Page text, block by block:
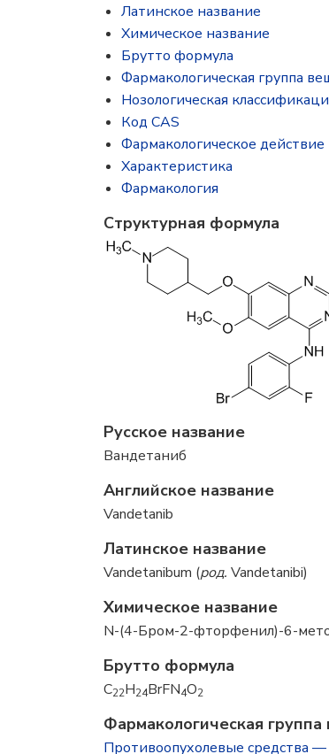
Латинское название
Химическое название
Брутто формула
Фармакологическая группа
Нозологическая
Код CAS
Фармакологическое действие
Характеристика
Фармакология
Структурная формула
Русское название
Вандетаниб
Английское название
Vandetanib
Латинское название
Vandetanibum (род. Vandetanibi)
Химическое название
N-(4-Бром-2-фторфенил)-6-
Брутто формула
C22H24BrFN4O2
Фармакологическая
Противоопухолевые средства